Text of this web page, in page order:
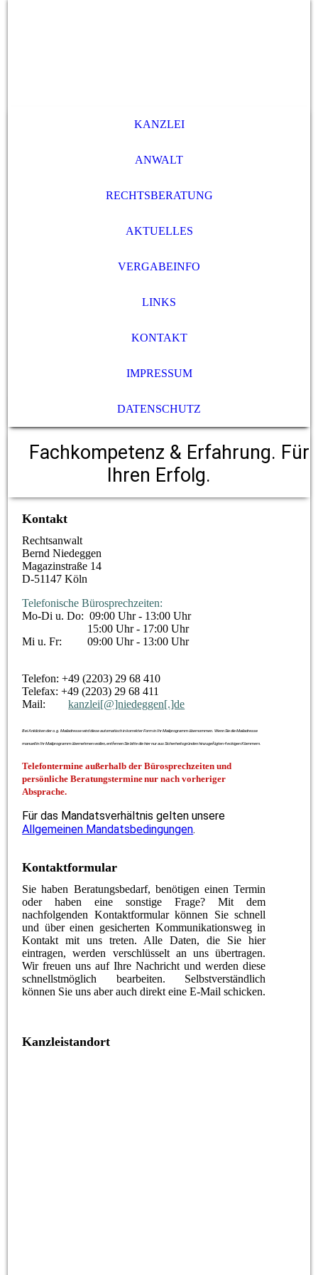
KANZLEI
ANWALT
RECHTSBERATUNG
AKTUELLES
VERGABEINFO
LINKS
KONTAKT
IMPRESSUM
DATENSCHUTZ
Fachkompetenz & Erfahrung. Für
Ihren Erfolg.
Kontakt
Rechtsanwalt
Bernd Niedeggen
Magazinstraße 14
D-51147 Köln
Telefonische Bürosprechzeiten:
Mo-Di u. Do: 09:00 Uhr - 13:00 Uhr
15:00 Uhr - 17:00 Uhr
Mi u. Fr: 09:00 Uhr - 13:00 Uhr
Telefon: +49 (2203) 29 68 410
Telefax: +49 (2203) 29 68 411
Mail:kanzlei[@]niedeggen[.]de
Bei Anklicken der o.g. Mailadresse wird diese automatisch in korrekter Form in Ihr Mailprogramm übernommen. Wenn Sie die Mailadresse
manuell in Ihr Mailprogramm übernehmen wollen, entfernen Sie bitte die hier nur aus Sicherheitsgründen hinzugefügten 4 eckigen Klammern.
Telefontermine außerhalb der Bürosprechzeiten und
persönliche Beratungsterminenur nach vorheriger
Absprache.
Für das Mandatsverhältnis gelten unsere
Allgemeinen Mandatsbedingungen.
Kontaktformular
Sie haben Beratungsbedarf, benötigen einen Termin
oder haben eine sonstige Frage? Mit dem
nachfolgenden Kontaktformular können Sie schnell
und über einen gesicherten Kommunikationsweg in
Kontakt mit uns treten. Alle Daten, die Sie hier
eintragen, werden verschlüsselt an uns übertragen.
Wir freuen uns auf Ihre Nachricht und werden diese
schnellstmöglich bearbeiten. Selbstverständlich
können Sie uns aber auch direkt eine E-Mail schicken.
Kanzleistandort